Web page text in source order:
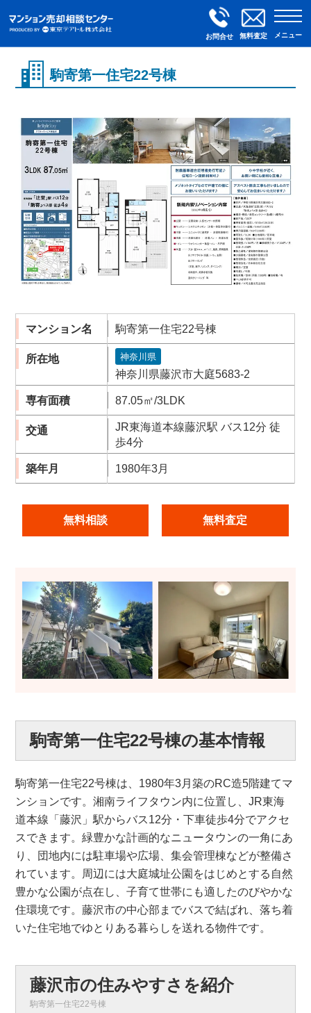
お問合せ 無料査定 メニュー
駒寄第一住宅22号棟
マンション名 駒寄第一住宅22号棟
所在地 神奈川県
神奈川県藤沢市大庭5683-2
専有面積 87.05㎡/3LDK
交通
JR東海道本線藤沢駅 バス12分 徒
歩4分
築年月 1980年3月
無料相談 無料査定
駒寄第一住宅22号棟の基本情報
駒寄第一住宅22号棟は、1980年3月築のRC造5階建てマ
ンションです。湘南ライフタウン内に位置し、JR東海
道本線「藤沢」駅からバス12分・下車徒歩4分でアクセ
スできます。緑豊かな計画的なニュータウンの一角にあ
り、団地内には駐車場や広場、集会管理棟などが整備さ
れています。周辺には大庭城址公園をはじめとする自然
豊かな公園が点在し、子育て世帯にも適したのびやかな
住環境です。藤沢市の中心部までバスで結ばれ、落ち着
いた住宅地でゆとりある暮らしを送れる物件です。
藤沢市の住みやすさを紹介
駒寄第一住宅22号棟